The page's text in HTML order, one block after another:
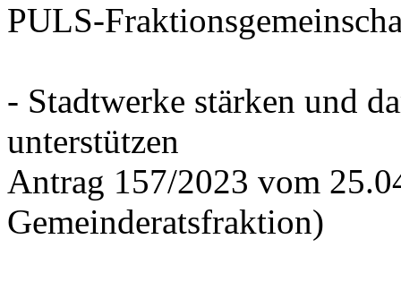
PULS-
- Stadtwerke stärken und
unterstützen
Antrag 157/2023 vom
Gemeinderatsfraktion)